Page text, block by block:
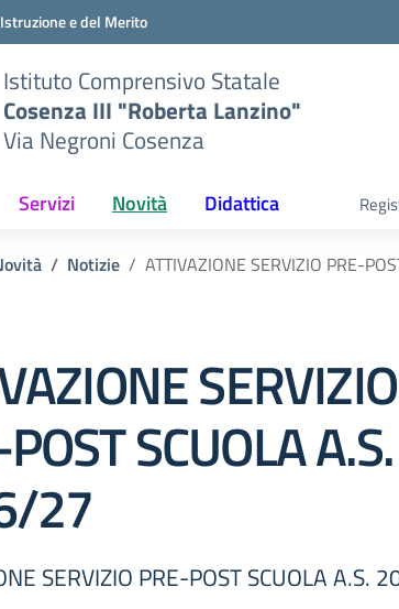
e del Merito
Istituto Comprensivo Statale
Cosenza III "Roberta Lanzino"
Via Negroni Cosenza
Servizi Novità Didattica
Notizie ATTIVAZIONE SERVIZIO PRE-
SERVIZIO
SCUOLA A.S.
27
SERVIZIO PRE-POST SCUOLA A.S.